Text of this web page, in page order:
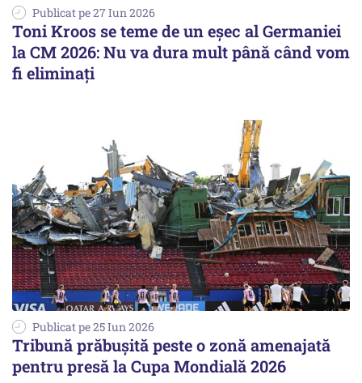
Publicat pe 27 Iun 2026
Toni Kroos se teme de un eșec al Germaniei
la CM 2026: Nu va dura mult până când vom
fi eliminați
Publicat pe 25 Iun 2026
Tribună prăbușită peste o zonă amenajată
pentru presă la Cupa Mondială 2026